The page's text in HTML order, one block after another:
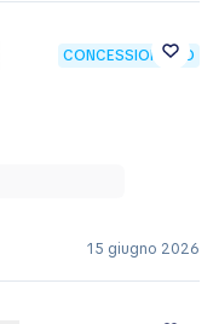
CONCESSIONARIO
15 giugno 2026